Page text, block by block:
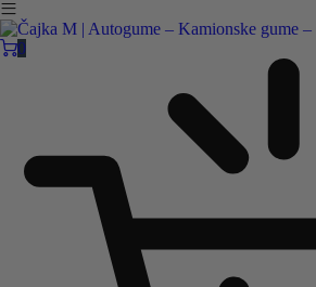
Čajka M Čačak
+381 32 5461 011
KAKO DO NAS
0